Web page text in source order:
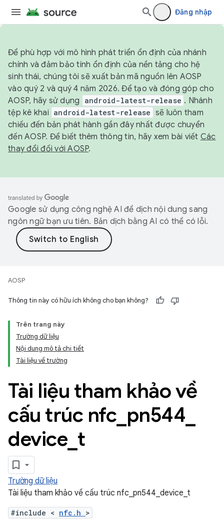
Đăng nhập
Để phù hợp với mô hình phát triển ổn định của nhánh
chính và đảm bảo tính ổn định của nền tảng cho hệ
sinh thái, chúng tôi sẽ xuất bản mã nguồn lên AOSP
vào quý 2 và quý 4 năm 2026. Để tạo và đóng góp cho
AOSP, hãy sử dụng
android-latest-release . Nhánh
tệp kê khai android-latest-release sẽ luôn tham
chiếu đến bản phát hành gần đây nhất được chuyển
đến AOSP. Để biết thêm thông tin, hãy xem bài viết Các
thay đổi đối với AOSP.
Google sử dụng công nghệ AI để dịch nội dung sang
ngôn ngữ bạn ưu tiên. Bản dịch bằng AI có thể có lỗi.
AOSP
Thông tin này có hữu ích không cho bạn không?
Trên trang này
Trường dữ liệu
Nội dung mô tả chi tiết
Tài liệu về trường
Tài liệu tham khảo về
cấu trúc nfc pn544
device t
Trường dữ liệu
Tài liệu tham khảo về cấu trúc nfc_pn544_device_t
#include < nfc.h >